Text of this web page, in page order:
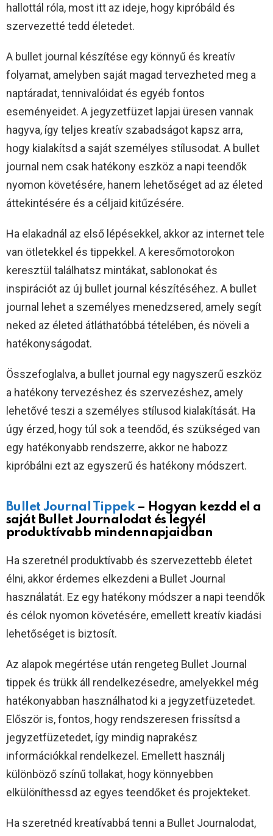
hallottál róla, most itt az ideje, hogy kipróbáld és
szervezetté tedd életedet.
A bullet journal készítése egy könnyű és kreatív
folyamat, amelyben saját magad tervezheted meg a
naptáradat, tennivalóidat és egyéb fontos
eseményeidet. A jegyzetfüzet lapjai üresen vannak
hagyva, így teljes kreatív szabadságot kapsz arra,
hogy kialakítsd a saját személyes stílusodat. A bullet
journal nem csak hatékony eszköz a napi teendők
nyomon követésére, hanem lehetőséget ad az életed
áttekintésére és a céljaid kitűzésére.
Ha elakadnál az első lépésekkel, akkor az internet tele
van ötletekkel és tippekkel. A keresőmotorokon
keresztül találhatsz mintákat, sablonokat és
inspirációt az új bullet journal készítéséhez. A bullet
journal lehet a személyes menedzsered, amely segít
neked az életed átláthatóbbá tételében, és növeli a
hatékonyságodat.
Összefoglalva, a bullet journal egy nagyszerű eszköz
a hatékony tervezéshez és szervezéshez, amely
lehetővé teszi a személyes stílusod kialakítását. Ha
úgy érzed, hogy túl sok a teendőd, és szükséged van
egy hatékonyabb rendszerre, akkor ne habozz
kipróbálni ezt az egyszerű és hatékony módszert.
Bullet Journal Tippek– Hogyan kezdd el a
saját Bullet Journalodat és legyél
produktívabb mindennapjaidban
Ha szeretnél produktívabb és szervezettebb életet
élni, akkor érdemes elkezdeni a Bullet Journal
használatát. Ez egy hatékony módszer a napi teendők
és célok nyomon követésére, emellett kreatív kiadási
lehetőséget is biztosít.
Az alapok megértése után rengeteg Bullet Journal
tippek és trükk áll rendelkezésedre, amelyekkel még
hatékonyabban használhatod ki a jegyzetfüzetedet.
Először is, fontos, hogy rendszeresen frissítsd a
jegyzetfüzetedet, így mindig naprakész
információkkal rendelkezel. Emellett használj
különböző színű tollakat, hogy könnyebben
elkülöníthessd az egyes teendőket és projekteket.
Ha szeretnéd kreatívabbá tenni a Bullet Journalodat,